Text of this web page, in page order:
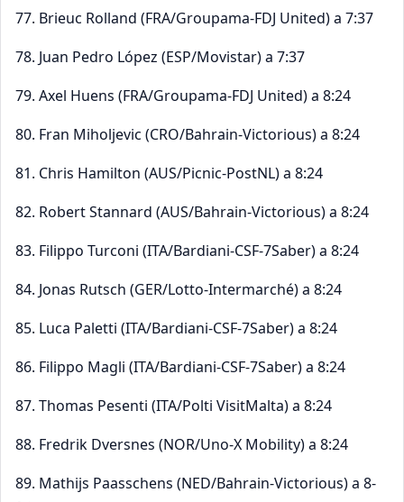
77. Brieuc Rolland (FRA/Groupama-FDJ United) a 7:37
78. Juan Pedro López (ESP/Movistar) a 7:37
79. Axel Huens (FRA/Groupama-FDJ United) a 8:24
80. Fran Miholjevic (CRO/Bahrain-Victorious) a 8:24
81. Chris Hamilton (AUS/Picnic-PostNL) a 8:24
82. Robert Stannard (AUS/Bahrain-Victorious) a 8:24
83. Filippo Turconi (ITA/Bardiani-CSF-7Saber) a 8:24
84. Jonas Rutsch (GER/Lotto-Intermarché) a 8:24
85. Luca Paletti (ITA/Bardiani-CSF-7Saber) a 8:24
86. Filippo Magli (ITA/Bardiani-CSF-7Saber) a 8:24
87. Thomas Pesenti (ITA/Polti VisitMalta) a 8:24
88. Fredrik Dversnes (NOR/Uno-X Mobility) a 8:24
89. Mathijs Paasschens (NED/Bahrain-Victorious) a 8-